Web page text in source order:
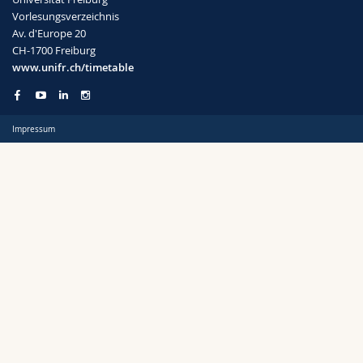
Math.-Nat. und Med. Fak.
Interfakultär
Mitarbeitende
Doktorierende
Webmail
Vorlesungsverzeichnis
MyUnifr
Semester
Vorlesungsverzeichnis
Av. d'Europe 20
CH-1700 Freiburg
www.unifr.ch/timetable
Impressum